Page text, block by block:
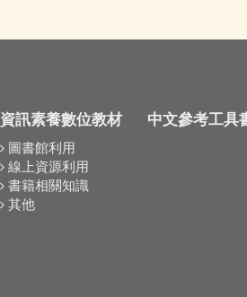
資訊素養數位教材
圖書館利用
線上資源利用
書籍相關知識
其他
中文參考工具